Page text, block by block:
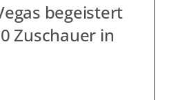
begeistert
Zuschauer in